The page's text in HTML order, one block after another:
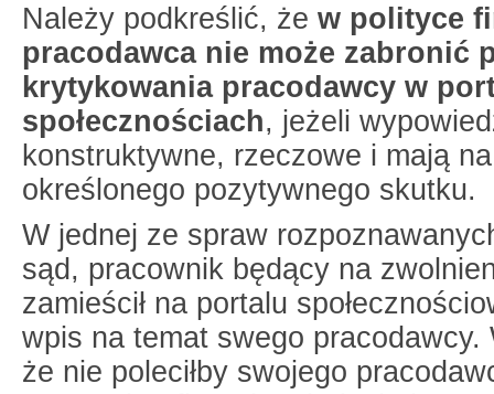
Należy podkreślić, że w polityce
pracodawca nie może zabronić
krytykowania pracodawcy w
społecznościach, jeżeli
konstruktywne, rzeczowe i mają
określonego pozytywnego skutku.
W jednej ze spraw
sąd, pracownik będący na
zamieścił na portalu
wpis na temat swego pracodawcy.
że nie poleciłby swojego